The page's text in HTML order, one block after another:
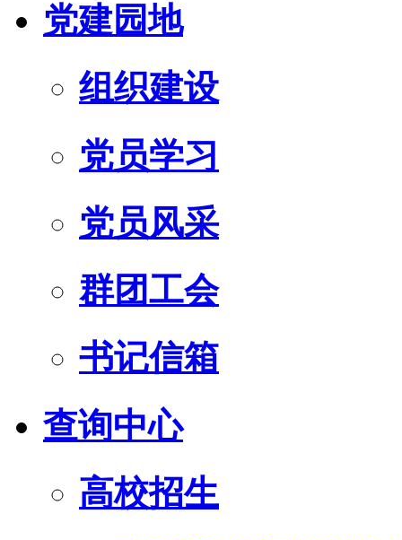
党建园地
组织建设
党员学习
党员风采
群团工会
书记信箱
查询中心
高校招生